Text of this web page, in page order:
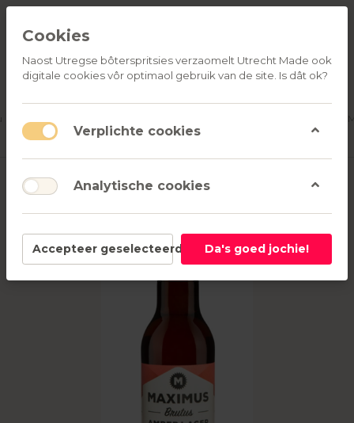
PRODUCTEN
RELATIEGESCHENKEN
ONS
Cookies
Naost Utregse bôterspritsies verzaomelt Utrecht Made ook
digitale cookies vôr optimaol gebruik van de site. Is dât ok?
Verplichte cookies
Analytische cookies
Accepteer geselecteerd Da's goed jochie!